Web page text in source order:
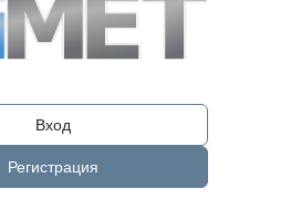
Вход
Регистрация